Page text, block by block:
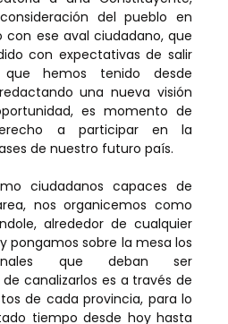
del pueblo en
con ese aval ciudadano, que
con expectativas de salir
hemos tenido desde
una nueva visión
es momento de
a participar en la
de nuestro futuro país.
ciudadanos capaces de
nos organicemos como
alrededor de cualquier
pongamos sobre la mesa los
que deban ser
canalizarlos es a través de
de cada provincia, para lo
tiempo desde hoy hasta